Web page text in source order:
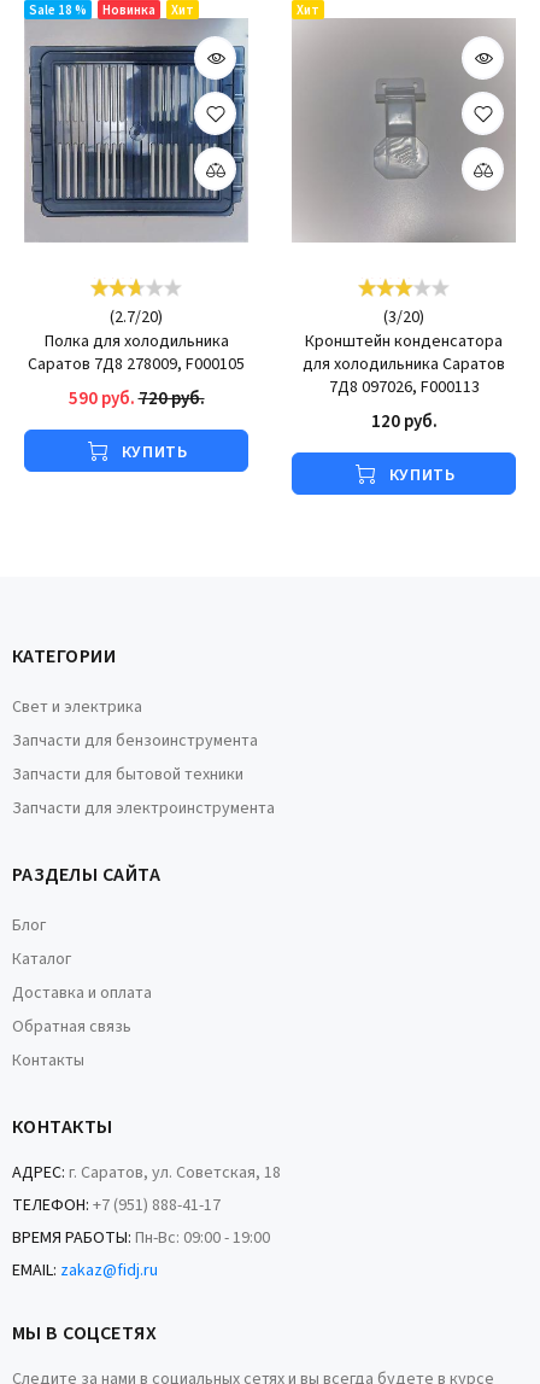
Sale 18 % Новинка Хит
(2.7/20)
Полка для холодильника
Саратов 7Д8 278009, F000105
590 руб.720 руб.
КУПИТЬ
Хит
(3/20)
Кронштейн конденсатора
для холодильника Саратов
7Д8 097026, F000113
120 руб.
КУПИТЬ
КАТЕГОРИИ
Свет и электрика
Запчасти для бензоинструмента
Запчасти для бытовой техники
Запчасти для электроинструмента
РАЗДЕЛЫ САЙТА
Блог
Каталог
Доставка и оплата
Обратная связь
Контакты
КОНТАКТЫ
АДРЕС: г. Саратов, ул. Советская, 18
ТЕЛЕФОН: +7 (951) 888-41-17
ВРЕМЯ РАБОТЫ: Пн-Вс: 09:00 - 19:00
EMAIL: zakaz@fidj.ru
МЫ В СОЦСЕТЯХ
Следите за нами в социальных сетях и вы всегда будете в курсе